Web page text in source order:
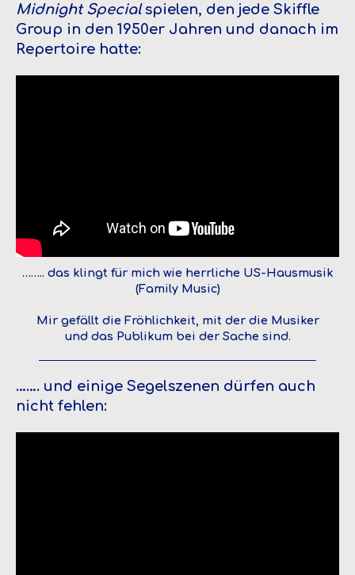
Midnight Specialspielen, den jede Skiffle
Group in den 1950er Jahren und danach im
Repertoire hatte:
…….. das klingt für mich wie herrliche US-Hausmusik
(Family Music)
Mir gefällt die Fröhlichkeit, mit der die Musiker
und das Publikum bei der Sache sind.
……. und einige Segelszenen dürfen auch
nicht fehlen: